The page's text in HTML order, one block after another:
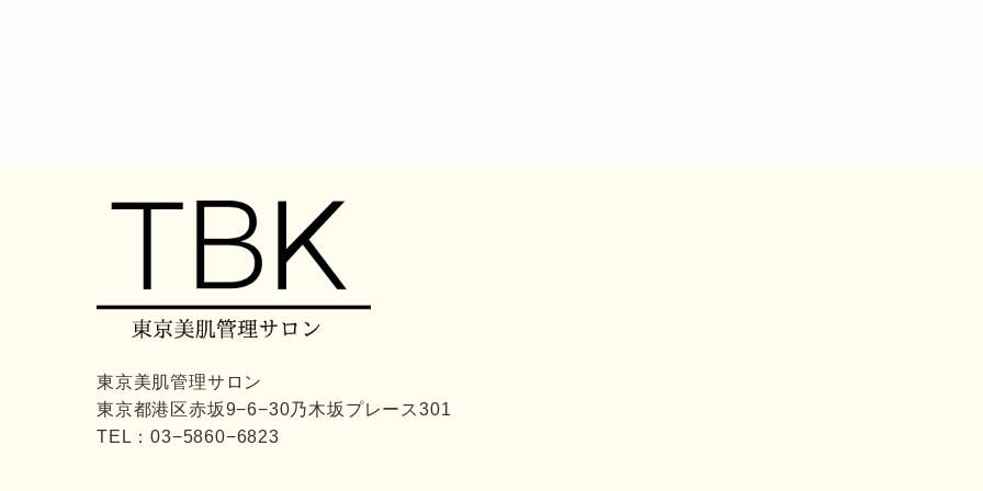
東京美肌管理サロン
東京都港区赤坂9−6−30乃木坂プレース301
TEL：03−5860−6823